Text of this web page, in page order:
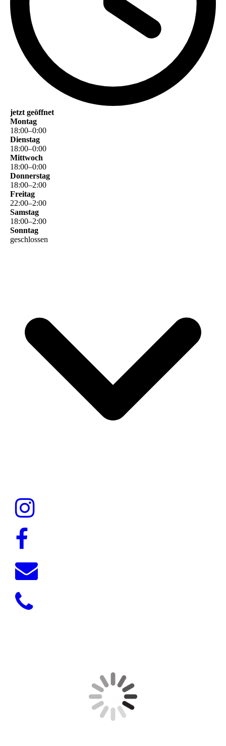
jetzt geöffnet
Montag
18:00–0:00
Dienstag
18:00–0:00
Mittwoch
18:00–0:00
Donnerstag
18:00–2:00
Freitag
22:00–2:00
Samstag
18:00–2:00
Sonntag
geschlossen